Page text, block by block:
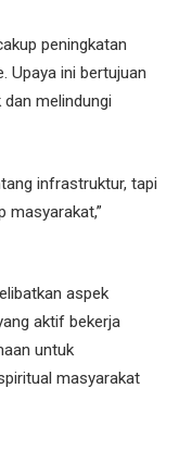
peningkatan
Upaya ini bertujuan
melindungi
infrastruktur, tapi
masyarakat,”
aspek
aktif bekerja
untuk
masyarakat